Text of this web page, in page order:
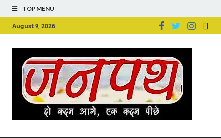
TOP MENU
August 9, 2026